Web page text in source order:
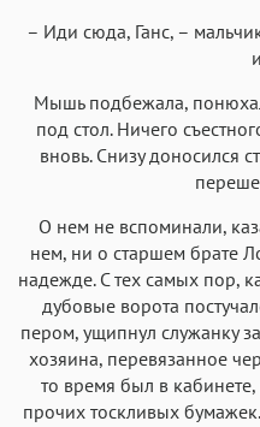
– Иди сюда, Ганс, –
Мышь подбежала,
под стол. Ничего
вновь. Снизу доносился
О нем не вспоминали,
нем, ни о старшем брате
надежде. С тех самых пор,
дубовые ворота
пером, ущипнул служанку
хозяина, перевязанное
то время был в
прочих тоскливых